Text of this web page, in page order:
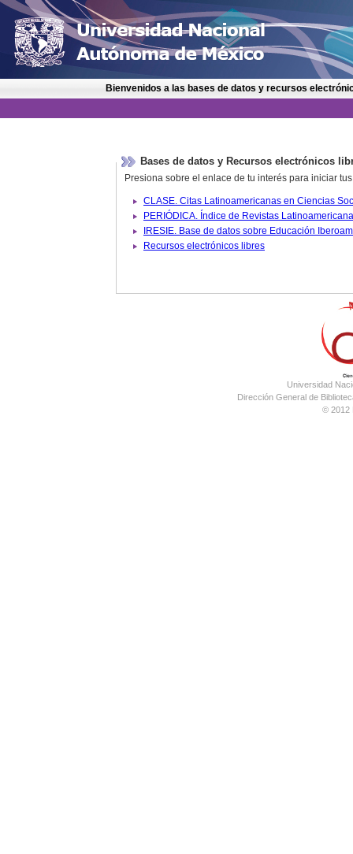
Bienvenidos a las bases de datos y recursos
Bases de datos y Recursos electrónicos
Presiona sobre el enlace de tu interés para iniciar
IRESIE. Base de datos
Recursos electrónicos libres
Universidad
Dirección General de
© 2012